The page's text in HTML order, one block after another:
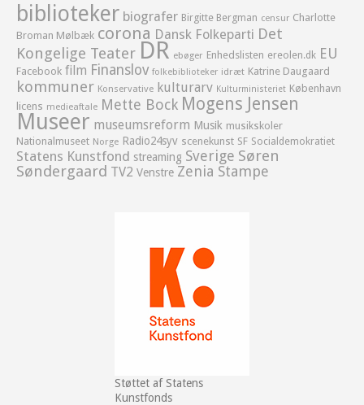
biblioteker biografer Birgitte Bergman censur Charlotte
Broman Mølbæk corona Dansk Folkeparti Det
Kongelige Teater DR ebøger Enhedslisten ereolen.dk EU
Facebook film Finanslov folkebiblioteker idræt Katrine Daugaard
kommuner Konservative kulturarv Kulturministeriet København
licens medieaftale Mette Bock Mogens Jensen
Museer museumsreform Musik musikskoler
Nationalmuseet Norge Radio24syv scenekunst SF Socialdemokratiet
Statens Kunstfond streaming Sverige Søren
Søndergaard TV2 Venstre Zenia Stampe
Støttet af Statens
Kunstfonds